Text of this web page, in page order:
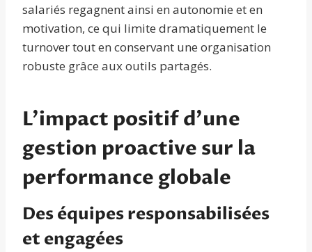
salariés regagnent ainsi en autonomie et en
motivation, ce qui limite dramatiquement le
turnover tout en conservant une organisation
robuste grâce aux outils partagés.
L’impact positif d’une
gestion proactive sur la
performance globale
Des équipes responsabilisées
et engagées